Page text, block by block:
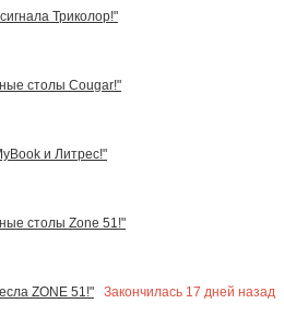
Триколор!"
столы Cougar!"
и Литрес!"
столы Zone 51!"
ZONE 51!"
Закончилась 17 дней назад